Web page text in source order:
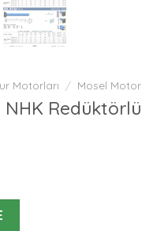
Motorları / Mosel Motor
NHK Redüktörlü
Tüp Motor adet